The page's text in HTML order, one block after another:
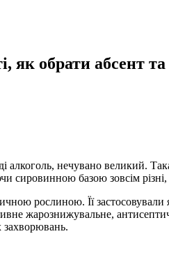
як обрати абсент
алкоголь, нечувано великий.
сировинною базою зовсім різні,
рослиною. Її
жарознижувальне,
захворювань.